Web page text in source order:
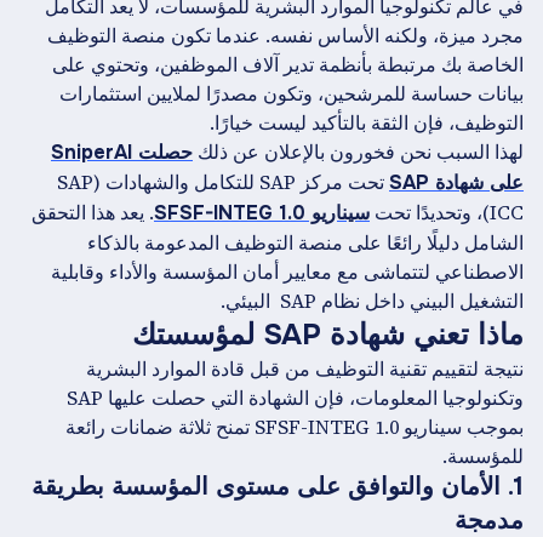
في عالم تكنولوجيا الموارد البشرية للمؤسسات، لا يعد التكامل
مجرد ميزة، ولكنه الأساس نفسه. عندما تكون منصة التوظيف
الخاصة بك مرتبطة بأنظمة تدير آلاف الموظفين، وتحتوي على
بيانات حساسة للمرشحين، وتكون مصدرًا لملايين استثمارات
التوظيف، فإن الثقة بالتأكيد ليست خيارًا.
لهذا السبب نحن فخورون بالإعلان عن ذلك
حصلت SniperAI
على شهادة SAP
تحت مركز SAP للتكامل والشهادات (SAP
ICC)، وتحديدًا تحت
سيناريو SFSF-INTEG 1.0
. يعد هذا التحقق
الشامل دليلًا رائعًا على منصة التوظيف المدعومة بالذكاء
الاصطناعي لتتماشى مع معايير أمان المؤسسة والأداء وقابلية
التشغيل البيني داخل نظام SAP ‍ البيئي.
ماذا تعني شهادة SAP لمؤسستك
نتيجة لتقييم تقنية التوظيف من قبل قادة الموارد البشرية
وتكنولوجيا المعلومات، فإن الشهادة التي حصلت عليها SAP
بموجب سيناريو SFSF-INTEG 1.0 تمنح ثلاثة ضمانات رائعة
للمؤسسة.
1. الأمان والتوافق على مستوى المؤسسة بطريقة
مدمجة